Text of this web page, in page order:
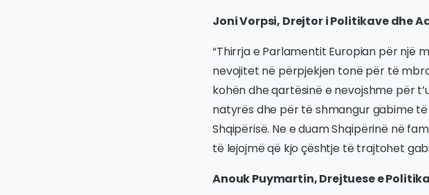
Joni Vorpsi, Drejtor i Politikave dhe
“Thirrja e Parlamentit Europian për një
nevojitet në përpjekjen tonë për të
kohën dhe qartësinë e nevojshme për
natyrës dhe për të shmangur gabime
Shqipërisë. Ne e duam Shqipërinë në
të lejojmë që kjo çështje të trajtohet
Anouk Puymartin, Drejtuese e